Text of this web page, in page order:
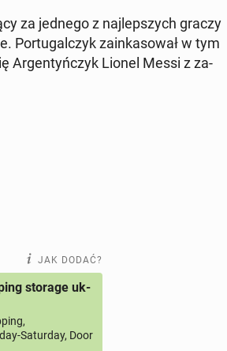
za jednego z naj­lep­szych graczy
Por­tu­gal­czyk za­in­ka­so­wał w tym
Ar­gen­tyń­czyk Lionel Messi z za­
JAK DODAĆ?
storage uk-
Saturday, Door